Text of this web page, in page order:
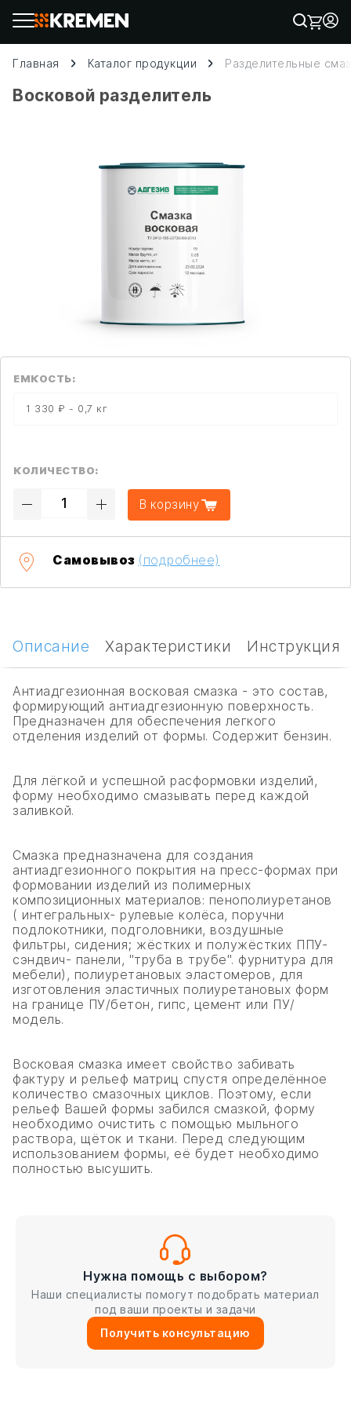
Главная Каталог продукции Разделительные
Восковой разделитель
ЕМКОСТЬ:
1 330 ₽ - 0,7 кг
КОЛИЧЕСТВО:
В корзину
Самовывоз (подробнее)
Описание Характеристики Инструкция
Антиадгезионная восковая смазка - это состав,
формирующий антиадгезионную поверхность.
Предназначен для обеспечения легкого
отделения изделий от формы. Содержит бензин.
Для лёгкой и успешной расформовки изделий,
форму необходимо смазывать перед каждой
заливкой.
Смазка предназначена для создания
антиадгезионного покрытия на пресс-формах при
формовании изделий из полимерных
композиционных материалов: пенополиуретанов
( интегральных- рулевые колёса, поручни
подлокотники, подголовники, воздушные
фильтры, сидения; жёстких и полужёстких ППУ-
сэндвич- панели, "труба в трубе". фурнитура для
мебели), полиуретановых эластомеров, для
изготовления эластичных полиуретановых форм
на границе ПУ/бетон, гипс, цемент или ПУ/
модель.
Восковая смазка имеет свойство забивать
фактуру и рельеф матриц спустя определённое
количество смазочных циклов. Поэтому, если
рельеф Вашей формы забился смазкой, форму
необходимо очистить с помощью мыльного
раствора, щёток и ткани. Перед следующим
использованием формы, её будет необходимо
полностью высушить.
Нужна помощь с выбором?
Наши специалисты помогут подобрать материал
под ваши проекты и задачи
Получить консультацию